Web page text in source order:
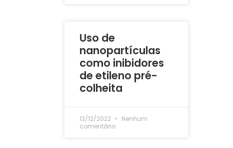
Uso de
nanopartículas
como inibidores
de etileno pré-
colheita
13/12/2022
Nenhum
comentário